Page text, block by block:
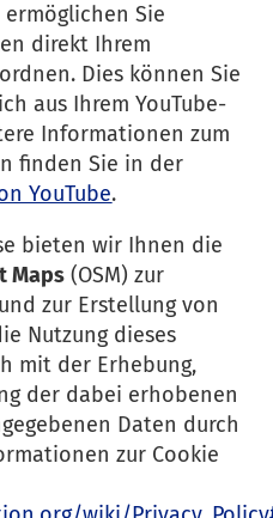
Sie
direkt Ihrem
Dies können Sie
aus Ihrem YouTube-
Informationen zum
finden Sie in der
YouTube.
bieten wir Ihnen die
Maps (OSM) zur
zur Erstellung von
Nutzung dieses
mit der Erhebung,
der dabei erhobenen
Daten durch
zur Cookie